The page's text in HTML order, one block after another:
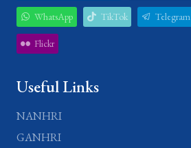
WhatsApp TikTok Telegram
Flickr
Useful Links
NANHRI
GANHRI